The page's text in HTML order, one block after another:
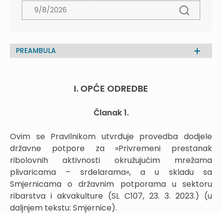
PREAMBULA
I. OPĆE ODREDBE
Članak 1.
Ovim se Pravilnikom utvrđuje provedba dodjele
državne potpore za »Privremeni prestanak
ribolovnih aktivnosti okružujućim mrežama
plivaricama – srdelarama«, a u skladu sa
Smjernicama o državnim potporama u sektoru
ribarstva i akvakulture (SL C107, 23. 3. 2023.) (u
daljnjem tekstu: Smjernice).